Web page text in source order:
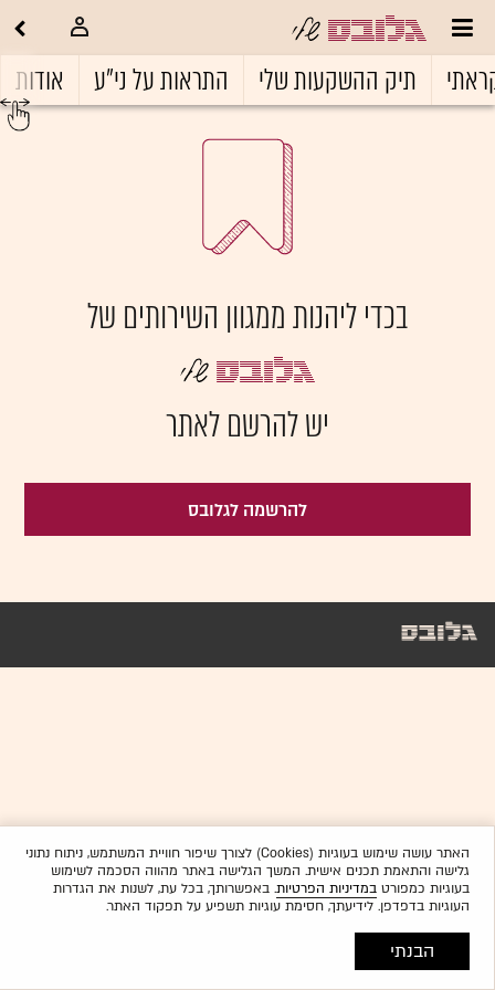
תיק ההשקעות שלי התראות על ני"ע אודות
בכדי ליהנות ממגוון השירותים של
יש להרשם לאתר
להרשמה לגלובס
האתר עושה שימוש בעוגיות (Cookies) לצורך שיפור חוויית המשתמש, ניתוח נתוני
גלישה והתאמת תכנים אישית. המשך הגלישה באתר מהווה הסכמה לשימוש
בעוגיות כמפורטבמדיניות הפרטיות. באפשרותך, בכל עת, לשנות את הגדרות
העוגיות בדפדפן. לידיעתך, חסימת עוגיות תשפיע על תפקוד האתר.
הבנתי